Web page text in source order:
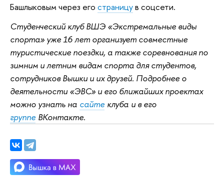
Башлыковым через его страницув соцсети.
Студенческий клуб ВШЭ «Экстремальные виды
спорта» уже 16 лет организует совместные
туристические поездки, а также соревнования по
зимним и летним видам спорта для студентов,
сотрудников Вышки и их друзей. Подробнее о
деятельности «ЭВС» и его ближайших проектах
можно узнать на сайте клуба и в его
группе ВКонтакте.